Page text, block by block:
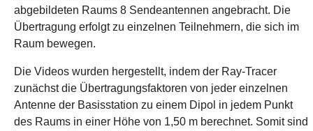
abgebildeten Raums 8 Sendeantennen angebracht. Die
Übertragung erfolgt zu einzelnen Teilnehmern, die sich im
Raum bewegen.
Die Videos wurden hergestellt, indem der Ray-Tracer
zunächst die Übertragungsfaktoren von jeder einzelnen
Antenne der Basisstation zu einem Dipol in jedem Punkt
des Raums in einer Höhe von 1,50 m berechnet. Somit sind